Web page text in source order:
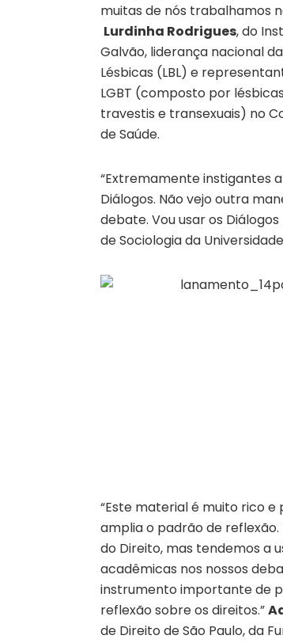
muitas de nós trabalhamos
Lurdinha Rodrigues, do
Galvão, liderança nacional
Lésbicas (LBL) e
LGBT (composto por
travestis e transexuais) no
de Saúde.
“Extremamente instigantes
Diálogos. Não vejo outra
debate. Vou usar os Diálogos
de Sociologia da
“Este material é muito rico e
amplia o padrão de
do Direito, mas tendemos a
acadêmicas nos nossos
instrumento importante de
reflexão sobre os direitos.”
de Direito de São Paulo, da